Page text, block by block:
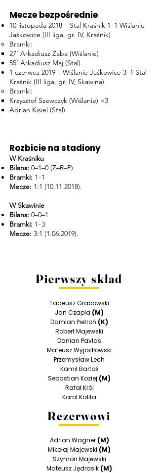
Mecze bezpośrednie
10 listopada 2018 – Stal Kraśnik 1–1 Wiślanie
Jaśkowice (III liga, gr. IV, Kraśnik)
Bramki:
27’ Arkadiusz Żaba (Wiślanie)
55’ Arkadiusz Maj (Stal)
1 czerwca 2019 – Wiślanie Jaśkowice 3–1 Stal
Kraśnik (III liga, gr. IV, Skawina)
Bramki:
Krzysztof Szewczyk (Wiślanie) ×3
Adrian Kisiel (Stal)
Rozbicie na stadiony
W Kraśniku
Bilans: 0–1–0 (Z–R–P)
Bramki: 1–1
Mecze: 1:1 (10.11.2018).
W Skawinie
Bilans: 0–0–1
Bramki: 1–3
Mecze: 3:1 (1.06.2019).
Pierwszy skład
Tadeusz Grabowski
Jan Czapla (M)
Damian Pietroń (K)
Robert Majewski
Danian Pavlas
Mateusz Wyjadłowski
Przemysław Lech
Kamil Bartoś
Sebastian Koziej (M)
Rafał Król
Karol Kalita
Rezerwowi
Adrian Wagner (M)
Mikołaj Majewski (M)
Szymon Majewski
Mateusz Jędrasik (M)